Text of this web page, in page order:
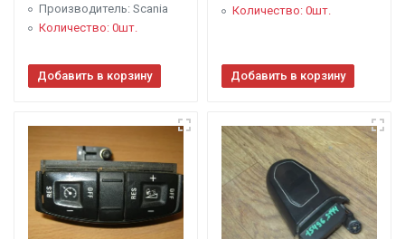
Производитель: Scania
Количество: 0шт.
Добавить в корзину
Количество: 0шт.
Добавить в корзину